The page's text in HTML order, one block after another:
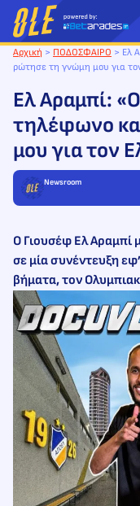
Μετάβαση
στο
περιεχόμενο
Αρχική > ΠΟΔΟΣΦΑΙΡΟ > Ελ
ρώτησε τη γνώμη μου για
Ελ Αραμπί:
τηλέφωνο
μου για τον
Newsroom
Ο Γιουσέφ Ελ Αραμπί
σε μία συνέντευξη
βήματα, τον